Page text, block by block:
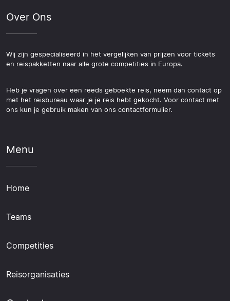
Over Ons
Wij zijn gespecialiseerd in het vergelijken van prijzen voor tickets
en reispakketten naar alle grote competities in Europa.
Heb je vragen over een reeds geboekte reis, neem dan contact op
met het reisbureau waar je je reis hebt gekocht. Voor contact met
ons kun je gebruik maken van ons contactformulier.
Menu
Home
Teams
Competities
Reisorganisaties